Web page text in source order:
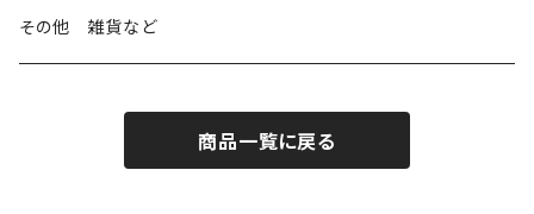
現代小説 エッセイ 戯曲（日本人作家）
現代小説 エッセイ 戯曲（外国人作家）
日常の 風景 群像
生き方 ライフスタイル
人生 生き方 について考える
食べ物 料理
本屋のこと
小説 エッセイ 戯曲（日本人作家）
海外文学
詩（外国人作家）
日常の 風景 群像
生き方 ライフスタイル
小説 エッセイ 戯曲
海外文学
20％OFF
その他 雑貨など
商品一覧に戻る